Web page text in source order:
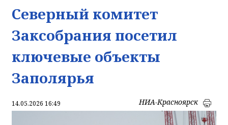
Северный комитет
Заксобрания посетил
ключевые объекты
Заполярья
14.05.2026 16:49 НИА-Красноярск